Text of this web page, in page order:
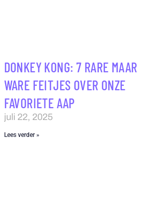
DONKEY KONG: 7 RARE MAAR
WARE FEITJES OVER ONZE
FAVORIETE AAP
juli 22, 2025
Lees verder »